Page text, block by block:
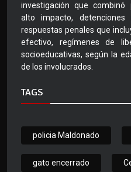
investigación que combinó
alto impacto,
respuestas penales que
efectivo, regímenes de
socioeducativas, según la
de los involucrados.
TAGS
policia Maldonado
gato encerrado